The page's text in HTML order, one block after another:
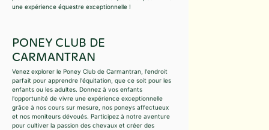
une expérience équestre exceptionnelle !
PONEY CLUB DE
CARMANTRAN
Venez explorer le Poney Club de Carmantran, l'endroit
parfait pour apprendre l'équitation, que ce soit pour les
enfants ou les adultes. Donnez à vos enfants
l'opportunité de vivre une expérience exceptionnelle
grâce à nos cours sur mesure, nos poneys affectueux
et nos moniteurs dévoués. Participez à notre aventure
pour cultiver la passion des chevaux et créer des